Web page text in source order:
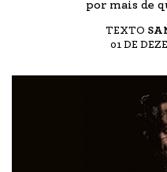
por mais de
TEXTO
01 DE